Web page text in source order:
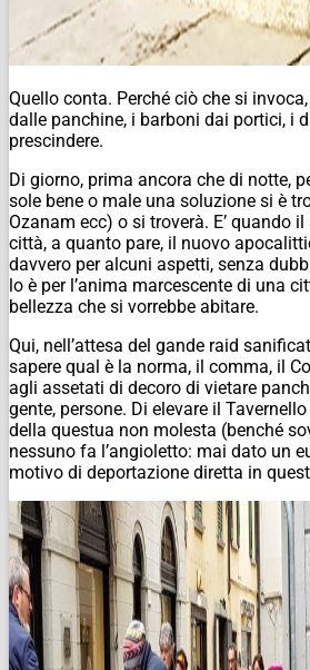
Quello conta. Perché ciò che si
dalle panchine, i barboni dai portici, i
prescindere.
Di giorno, prima ancora che di notte,
sole bene o male una soluzione si è
Ozanam ecc) o si troverà. E’ quando
città, a quanto pare, il nuovo
davvero per alcuni aspetti, senza
lo è per l’anima marcescente di una
bellezza che si vorrebbe abitare.
Qui, nell’attesa del gande raid
sapere qual è la norma, il comma, il
agli assetati di decoro di vietare
gente, persone. Di elevare il
della questua non molesta (benché
nessuno fa l’angioletto: mai dato un
motivo di deportazione diretta in